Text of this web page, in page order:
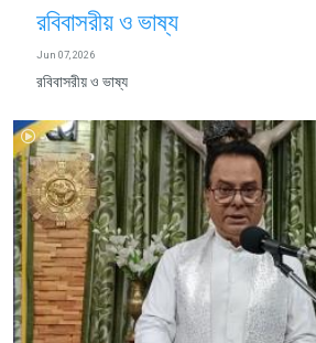
রবিবাসরীয় ও ভাষ্য
Jun 07, 2026
রবিবাসরীয় ও ভাষ্য